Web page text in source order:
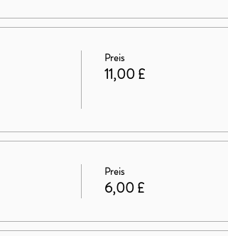
Preis
11,00 £
Preis
6,00 £